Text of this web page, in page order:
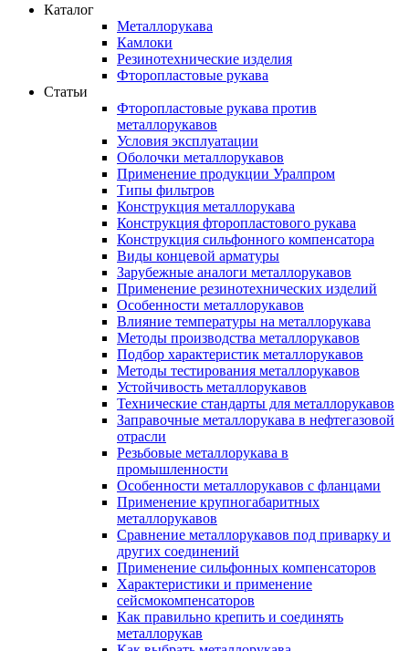
Каталог
Металлорукава
Камлоки
Резинотехнические изделия
Фторопластовые рукава
Статьи
Фторопластовые рукава против
металлорукавов
Условия эксплуатации
Оболочки металлорукавов
Применение продукции Уралпром
Типы фильтров
Конструкция металлорукава
Конструкция фторопластового рукава
Конструкция сильфонного компенсатора
Виды концевой арматуры
Зарубежные аналоги металлорукавов
Применение резинотехнических изделий
Особенности металлорукавов
Влияние температуры на металлорукава
Методы производства металлорукавов
Подбор характеристик металлорукавов
Методы тестирования металлорукавов
Устойчивость металлорукавов
Технические стандарты для металлорукавов
Заправочные металлорукава в нефтегазовой
отрасли
Резьбовые металлорукава в
промышленности
Особенности металлорукавов с фланцами
Применение крупногабаритных
металлорукавов
Сравнение металлорукавов под приварку и
других соединений
Применение сильфонных компенсаторов
Характеристики и применение
сейсмокомпенсаторов
Как правильно крепить и соединять
металлорукав